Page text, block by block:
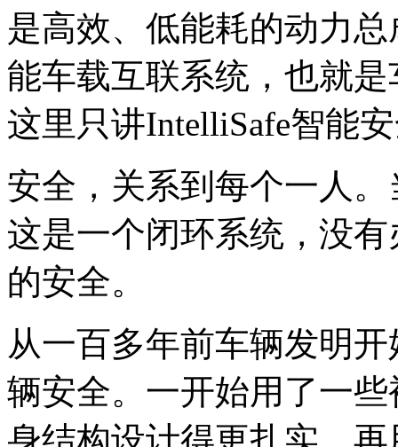
是高效、低能耗的动力总
能车载互联系统，也就
这里只讲IntelliSafe智能
安全，关系到每个一人
这是一个闭环系统，没
的安全。
从一百多年前车辆发明
辆安全。一开始用了一
身结构设计得更扎实，